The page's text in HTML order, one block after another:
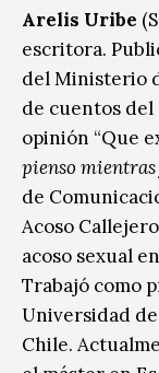
Arelis Uribe
escritora.
del Ministerio
de cuentos del
opinión “Que
pienso
de
Acoso
acoso sexual
Trabajó como
Universidad
Chile.